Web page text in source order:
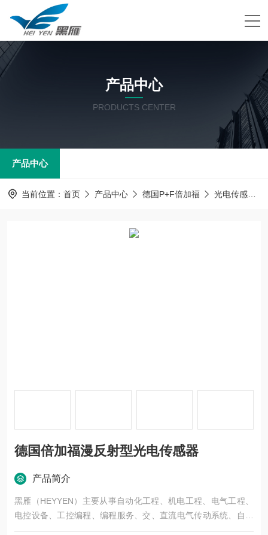
产品中心
PRODUCTS CENTER
产品中心
当前位置： 首页 产品中心 德国P+F倍加福 光电传感器
德国倍加福漫反射型光电传感器
产品简介
黑雁（HEYYEN）主要从事自动化工程、机电工程、电气工程、
电控设备、工控编程、编程服务、交、直流电气传动系统、自动
化控制系统及其装置的研究与服务，不但可以独立承包工程项